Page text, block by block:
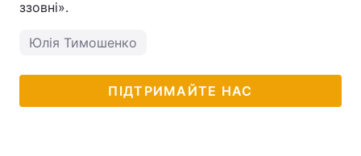
ззовні».
Юлія Тимошенко
ПІДТРИМАЙТЕ НАС